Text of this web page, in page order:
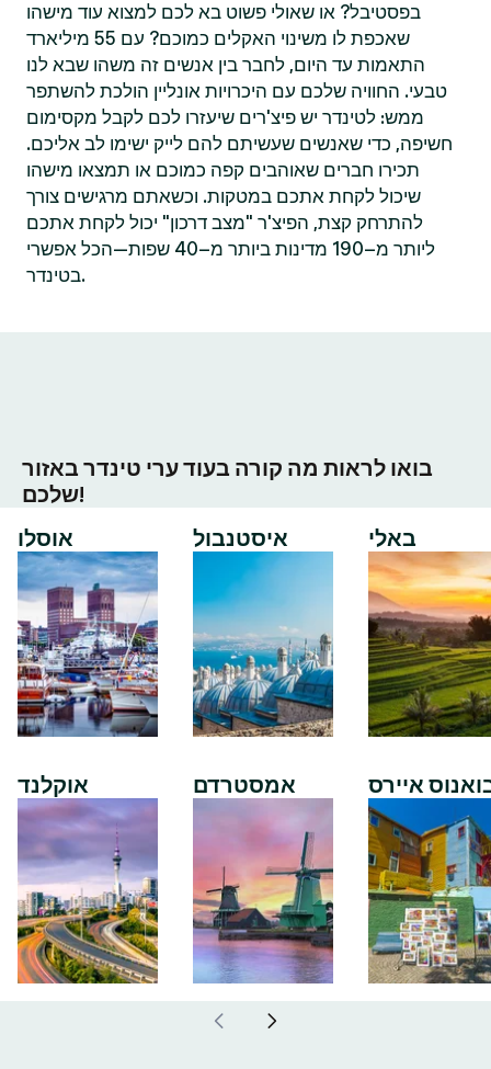
בפסטיבל? או שאולי פשוט בא לכם למצוא עוד מישהו
שאכפת לו משינוי האקלים כמוכם? עם 55 מיליארד
התאמות עד היום, לחבר בין אנשים זה משהו שבא לנו
טבעי. החוויה שלכם עם היכרויות אונליין הולכת להשתפר
ממש: לטינדר יש פיצ'רים שיעזרו לכם לקבל מקסימום
חשיפה, כדי שאנשים שעשיתם להם לייק ישימו לב אליכם.
תכירו חברים שאוהבים קפה כמוכם או תמצאו מישהו
שיכול לקחת אתכם במטקות. וכשאתם מרגישים צורך
להתרחק קצת, הפיצ'ר "מצב דרכון" יכול לקחת אתכם
ליותר מ–190 מדינות ביותר מ–40 שפות—הכל אפשרי
בטינדר.
בואו לראות מה קורה בעוד ערי טינדר באזור
שלכם!
אוסלו
אוקלנד
איסטנבול
אמסטרדם
באלי
איירס